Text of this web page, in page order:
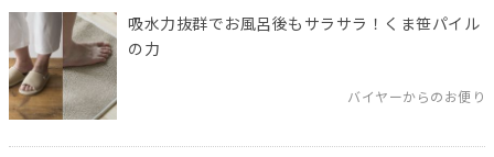
吸水力抜群でお風呂後もサラサラ！くま笹パイル
の力
バイヤーからのお便り